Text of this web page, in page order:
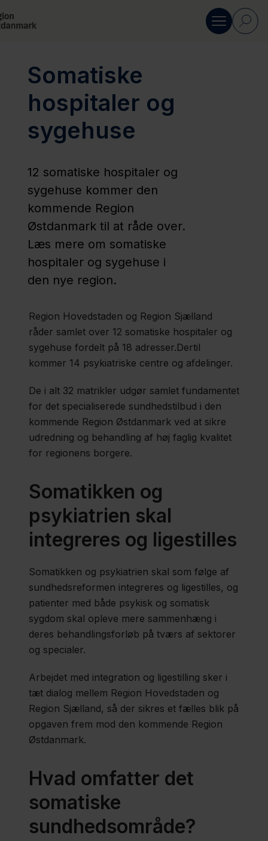
Om Region Østdanmark
Organisation
nye
region
En ny
region i
Danmark
Politisk
struktur
Medarbejdere
Økonomi
Udvalgte
nøgletal
Hospitaler
og
sygehuse
Byggeri
Psykiatri
Sundhedstilstand
Praksisområdet
Akutberedskab
og akuttelefon
Somatiske
hospitaler og
sygehuse
12 somatiske hospitaler og
sygehuse kommer den
kommende Region
Østdanmark til at råde over.
Læs mere om somatiske
hospitaler og sygehuse i
den nye region.
Region Hovedstaden og Region Sjælland
råder samlet over 12 somatiske hospitaler og
sygehuse fordelt på 18 adresser.Dertil
kommer 14 psykiatriske centre og afdelinger.
De i alt 32 matrikler udgør samlet fundamentet
for det specialiserede sundhedstilbud i den
kommende Region Østdanmark ved at sikre
udredning og behandling af høj faglig kvalitet
for regionens borgere.
Somatikken og
psykiatrien skal
integreres og ligestilles
Somatikken og psykiatrien skal som følge af
sundhedsreformen integreres og ligestilles, og
patienter med både psykisk og somatisk
sygdom skal opleve mere sammenhæng i
deres behandlingsforløb på tværs af sektorer
og specialer.
Arbejdet med integration og ligestilling sker i
tæt dialog mellem Region Hovedstaden og
Region Sjælland, så der sikres et fælles blik på
opgaven frem mod den kommende Region
Østdanmark.
Hvad omfatter det
somatiske
sundhedsområde?